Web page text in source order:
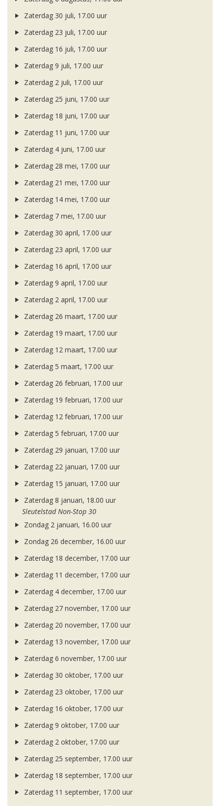
Zaterdag 30 juli, 17.00 uur
Zaterdag 23 juli, 17.00 uur
Zaterdag 16 juli, 17.00 uur
Zaterdag 9 juli, 17.00 uur
Zaterdag 2 juli, 17.00 uur
Zaterdag 25 juni, 17.00 uur
Zaterdag 18 juni, 17.00 uur
Zaterdag 11 juni, 17.00 uur
Zaterdag 4 juni, 17.00 uur
Zaterdag 28 mei, 17.00 uur
Zaterdag 21 mei, 17.00 uur
Zaterdag 14 mei, 17.00 uur
Zaterdag 7 mei, 17.00 uur
Zaterdag 30 april, 17.00 uur
Zaterdag 23 april, 17.00 uur
Zaterdag 16 april, 17.00 uur
Zaterdag 9 april, 17.00 uur
Zaterdag 2 april, 17.00 uur
Zaterdag 26 maart, 17.00 uur
Zaterdag 19 maart, 17.00 uur
Zaterdag 12 maart, 17.00 uur
Zaterdag 5 maart, 17.00 uur
Zaterdag 26 februari, 17.00 uur
Zaterdag 19 februari, 17.00 uur
Zaterdag 12 februari, 17.00 uur
Zaterdag 5 februari, 17.00 uur
Zaterdag 29 januari, 17.00 uur
Zaterdag 22 januari, 17.00 uur
Zaterdag 15 januari, 17.00 uur
Zaterdag 8 januari, 18.00 uur
Sleutelstad Non-Stop 30
Zondag 2 januari, 16.00 uur
Zondag 26 december, 16.00 uur
Zaterdag 18 december, 17.00 uur
Zaterdag 11 december, 17.00 uur
Zaterdag 4 december, 17.00 uur
Zaterdag 27 november, 17.00 uur
Zaterdag 20 november, 17.00 uur
Zaterdag 13 november, 17.00 uur
Zaterdag 6 november, 17.00 uur
Zaterdag 30 oktober, 17.00 uur
Zaterdag 23 oktober, 17.00 uur
Zaterdag 16 oktober, 17.00 uur
Zaterdag 9 oktober, 17.00 uur
Zaterdag 2 oktober, 17.00 uur
Zaterdag 25 september, 17.00 uur
Zaterdag 18 september, 17.00 uur
Zaterdag 11 september, 17.00 uur